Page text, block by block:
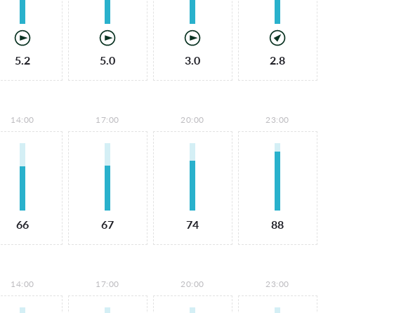
5.2 5.0 3.0 2.8
14:00
66
17:00
67
20:00
74
23:00
88
14:00 17:00 20:00 23:00